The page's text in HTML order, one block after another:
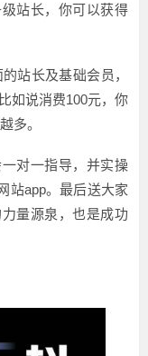
站长，你可以获得
站长及基础会员，
如说消费100元，你
多。
对一指导，并实操
站app。最后送大家
量源泉，也是成功